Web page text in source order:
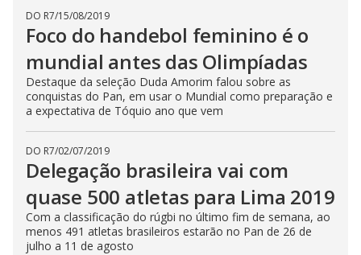
DO R7/15/08/2019
Foco do handebol feminino é o
mundial antes das Olimpíadas
Destaque da seleção Duda Amorim falou sobre as
conquistas do Pan, em usar o Mundial como preparação e
a expectativa de Tóquio ano que vem
DO R7/02/07/2019
Delegação brasileira vai com
quase 500 atletas para Lima 2019
Com a classificação do rúgbi no último fim de semana, ao
menos 491 atletas brasileiros estarão no Pan de 26 de
julho a 11 de agosto